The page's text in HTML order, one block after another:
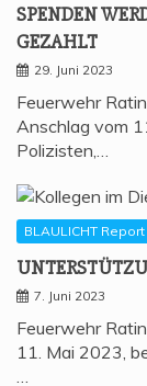
SPEN­DEN
GEZAHLT
29. Juni 2023
Feuerwehr
Anschlag vom
Polizisten,…
BLAULICHT Report
7. Juni 2023
Feuerwehr
11. Mai 2023,